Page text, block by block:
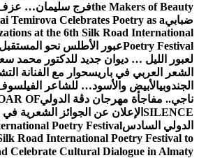
the Makers of Beautyفرج سليمان…
ضبابيTemirova Celebrates Poetry as a
at the 6th Silk Road International
Poetry Festivalعبور الأطلس نحو
لعبور الليل … ديوان جديد للدكتور محمد
الشعر العربي في باريسحوار مع الفنانة
الجندوبيالأبيض والأسود… للشاعر
ناجي.. مفاجأة مهرجان دڨة الدوليOF
SILENCE الإعلان عن الجوائز الشعرية
الدولي السادسPoetry Festival
Road International Poetry Festival to
Celebrate Cultural Dialogue in Almaty